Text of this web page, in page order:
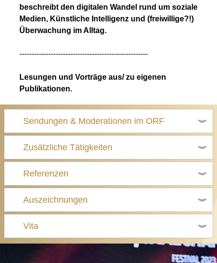
beschreibt den digitalen Wandel rund um soziale
Medien, Künstliche Intelligenz und (freiwillige?!)
Überwachung im Alltag.
-----------------------------------------------------
Lesungen und Vorträge aus/ zu eigenen
Publikationen.
Sendungen & Moderationen im ORF
Zusätzliche Tätigkeiten
Referenzen
Auszeichnungen
Vita